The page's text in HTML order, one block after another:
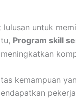
lulusan untuk
Program skill
kemampuan